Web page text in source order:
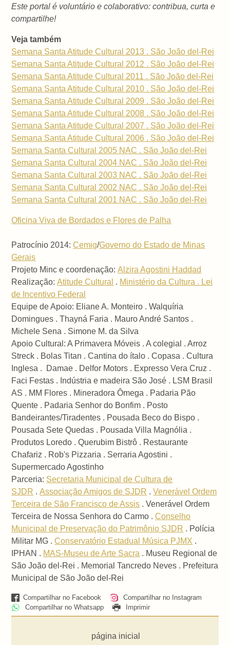
Este portal é voluntário e colaborativo: contribua, curta e
compartilhe!
Veja também
Semana Santa Atitude Cultural 2013 . São João del-Rei
Semana Santa Atitude Cultural 2012 . São João del-Rei
Semana Santa Atitude Cultural 2011 . São João del-Rei
Semana Santa Atitude Cultural 2010 . São João del-Rei
Semana Santa Atitude Cultural 2009 . São João del-Rei
Semana Santa Atitude Cultural 2008 . São João del-Rei
Semana Santa Atitude Cultural 2007 . São João del-Rei
Semana Santa Atitude Cultural 2006 . São João del-Rei
Semana Santa Cultural 2005 NAC . São João del-Rei
Semana Santa Cultural 2004 NAC . São João del-Rei
Semana Santa Cultural 2003 NAC . São João del-Rei
Semana Santa Cultural 2002 NAC . São João del-Rei
Semana Santa Cultural 2001 NAC . São João del-Rei
Oficina Viva de Bordados e Flores de Palha
Patrocínio 2014:Cemig/Governo do Estado de Minas
Gerais
Projeto Minc e coordenação:Alzira Agostini Haddad
Realização:Atitude Cultural . Ministério da Cultura . Lei
de Incentivo Federal
Equipe de Apoio: Eliane A. Monteiro . Walquíria
Domingues . Thayná Faria . Mauro André Santos .
Michele Sena . Simone M. da Silva
Apoio Cultural: A Primavera Móveis . A colegial . Arroz
Streck . Bolas Titan . Cantina do ítalo . Copasa . Cultura
Inglesa . Damae . Delfor Motors . Expresso Vera Cruz .
Faci Festas . Indústria e madeira São José . LSM Brasil
AS . MM Flores . Mineradora Ômega . Padaria Pão
Quente . Padaria Senhor do Bonfim . Posto
Bandeirantes/Tiradentes . Pousada Beco do Bispo .
Pousada Sete Quedas . Pousada Villa Magnólia .
Produtos Loredo . Querubim Bistrô . Restaurante
Chafariz . Rob's Pizzaria . Serraria Agostini .
Supermercado Agostinho
Parceria: Secretaria Municipal de Cultura de
SJDR .Associação Amigos de SJDR .Venerável Ordem
Terceira de São Francisco de Assis . Venerável Ordem
Terceira de Nossa Senhora do Carmo .Conselho
Municipal de Preservação do Patrimônio SJDR . Polícia
Militar MG .Conservatório Estadual Música PJMX .
IPHAN . MAS-Museu de Arte Sacra . Museu Regional de
São João del-Rei . Memorial Tancredo Neves . Prefeitura
Municipal de São João del-Rei
Compartilhar no Facebook
Compartilhar no Instagram
Compartilhar no Whatsapp
Imprimir
página inicial